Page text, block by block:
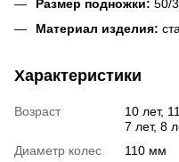
Размер подножки: 50/
Материал изделия:
Характеристики
Возраст
10 лет,
7 лет, 8
Диаметр колес
110 мм